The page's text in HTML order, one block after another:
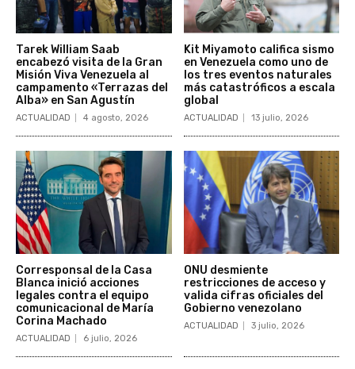
Tarek William Saab
encabezó visita de la Gran
Misión Viva Venezuela al
campamento «Terrazas del
Alba» en San Agustín
ACTUALIDAD 4 agosto, 2026
Kit Miyamoto califica sismo
en Venezuela como uno de
los tres eventos naturales
más catastróficos a escala
global
ACTUALIDAD 13 julio, 2026
Corresponsal de la Casa
Blanca inició acciones
legales contra el equipo
comunicacional de María
Corina Machado
ACTUALIDAD 6 julio, 2026
ONU desmiente
restricciones de acceso y
valida cifras oficiales del
Gobierno venezolano
ACTUALIDAD 3 julio, 2026